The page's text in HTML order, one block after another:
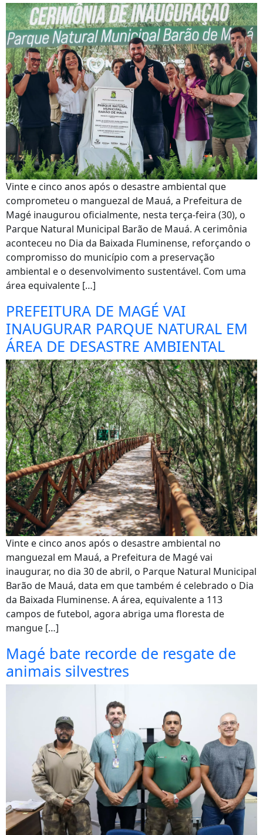
Vinte e cinco anos após o desastre ambiental que
comprometeu o manguezal de Mauá, a Prefeitura de
Magé inaugurou oficialmente, nesta terça-feira (30), o
Parque Natural Municipal Barão de Mauá. A cerimônia
aconteceu no Dia da Baixada Fluminense, reforçando o
compromisso do município com a preservação
ambiental e o desenvolvimento sustentável. Com uma
área equivalente […]
PREFEITURA DE MAGÉ VAI
INAUGURAR PARQUE NATURAL EM
ÁREA DE DESASTRE AMBIENTAL
Vinte e cinco anos após o desastre ambiental no
manguezal em Mauá, a Prefeitura de Magé vai
inaugurar, no dia 30 de abril, o Parque Natural Municipal
Barão de Mauá, data em que também é celebrado o Dia
da Baixada Fluminense. A área, equivalente a 113
campos de futebol, agora abriga uma floresta de
mangue […]
Magé bate recorde de resgate de
animais silvestres